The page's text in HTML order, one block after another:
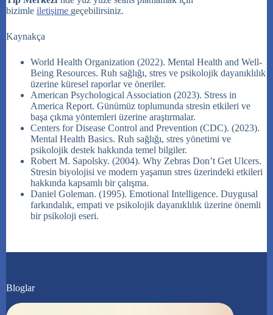
bizimle iletişime geçebilirsiniz.
Kaynakça
World Health Organization (2022). Mental Health and Well-
Being Resources. Ruh sağlığı, stres ve psikolojik dayanıklılık
üzerine küresel raporlar ve öneriler.
American Psychological Association (2023). Stress in
America Report. Günümüz toplumunda stresin etkileri ve
başa çıkma yöntemleri üzerine araştırmalar.
Centers for Disease Control and Prevention (CDC). (2023).
Mental Health Basics. Ruh sağlığı, stres yönetimi ve
psikolojik destek hakkında temel bilgiler.
Robert M. Sapolsky. (2004). Why Zebras Don’t Get Ulcers.
Stresin biyolojisi ve modern yaşamın stres üzerindeki etkileri
hakkında kapsamlı bir çalışma.
Daniel Goleman. (1995). Emotional Intelligence. Duygusal
farkındalık, empati ve psikolojik dayanıklılık üzerine önemli
bir psikoloji eseri.
Bloglar